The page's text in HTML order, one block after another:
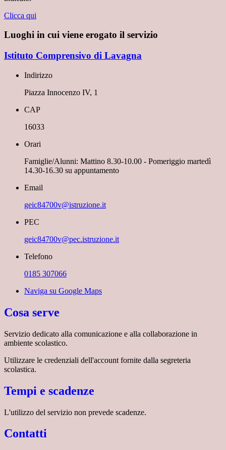
Clicca qui
Luoghi in cui viene erogato il servizio
Istituto Comprensivo di Lavagna
Indirizzo
Piazza Innocenzo IV, 1
CAP
16033
Orari
Famiglie/Alunni: Mattino 8.30-10.00 - Pomeriggio martedì
14.30-16.30 su appuntamento
Email
geic84700v@istruzione.it
PEC
geic84700v@pec.istruzione.it
Telefono
0185 307066
Naviga su Google Maps
Cosa serve
Servizio dedicato alla comunicazione e alla collaborazione in
ambiente scolastico.
Utilizzare le credenziali dell'account fornite dalla segreteria
scolastica.
Tempi e scadenze
L'utilizzo del servizio non prevede scadenze.
Contatti